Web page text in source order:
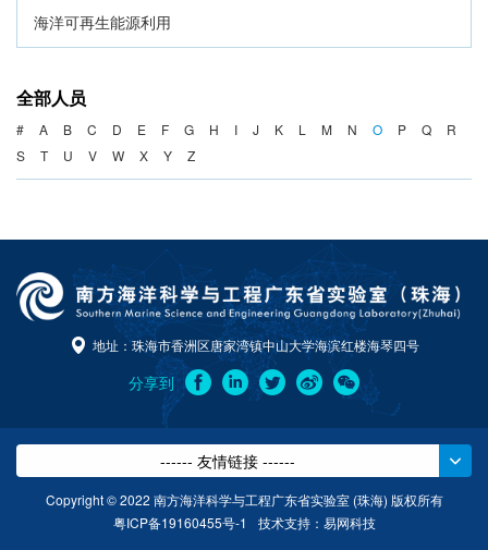
海洋可再生能源利用
海洋产业与政策
海洋可持续发展
全部人员
# A B C D E F G H I J K L M N O P Q
R
S
T U V W X Y Z
地址：珠海市香洲区唐家湾镇中山大学海滨红楼海琴四号
分享到
------ 友情链接 ------
Copyright © 2022 南方海洋科学与工程广东省实验室 (珠海) 版权所有
粤ICP备19160455号-1
技术支持： 易网科技